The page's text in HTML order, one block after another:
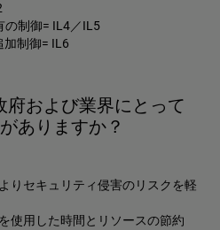
の制御= IL4／IL5
加制御= IL6
府および業界にとって
ありますか？
りセキュリティ侵害のリスクを軽
使用した時間とリソースの節約